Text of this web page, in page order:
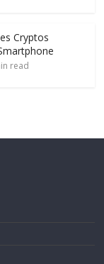
Cryptos
read